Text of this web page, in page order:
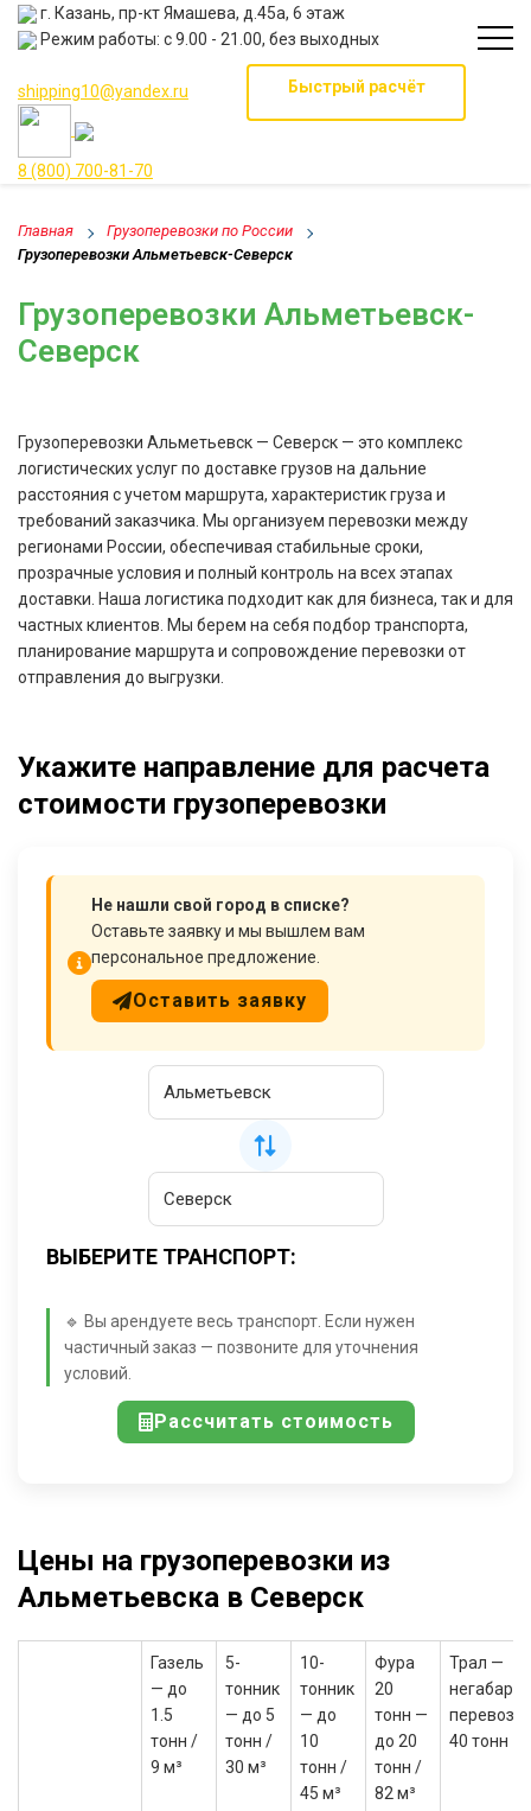
г. Казань, пр-кт Ямашева, д.45а, 6 этаж
Режим работы: с 9.00 - 21.00, без выходных
shipping10@yandex.ru
8 (800) 700-81-70
Быстрый расчёт
Главная
Грузоперевозки по России
Грузоперевозки Альметьевск-Северск
Грузоперевозки Альметьевск-
Северск
Грузоперевозки Альметьевск — Северск — это комплекс
логистических услуг по доставке грузов на дальние
расстояния с учетом маршрута, характеристик груза и
требований заказчика. Мы организуем перевозки между
регионами России, обеспечивая стабильные сроки,
прозрачные условия и полный контроль на всех этапах
доставки. Наша логистика подходит как для бизнеса, так и для
частных клиентов. Мы берем на себя подбор транспорта,
планирование маршрута и сопровождение перевозки от
отправления до выгрузки.
Укажите направление для расчета
стоимости грузоперевозки
Не нашли свой город в списке?
Оставьте заявку и мы вышлем вам
персональное предложение.
Оставить заявку
ВЫБЕРИТЕ ТРАНСПОРТ:
🔹 Вы арендуете весь транспорт. Если нужен
частичный заказ — позвоните для уточнения
условий.
Рассчитать стоимость
Цены на грузоперевозки из
Альметьевска в Северск
Газель
— до
1.5
тонн /
9 м³
5-
тонник
— до 5
тонн /
30 м³
10-
тонник
— до
10
тонн /
45 м³
Фура
20
тонн —
до 20
тонн /
82 м³
Трал —
40 тонн